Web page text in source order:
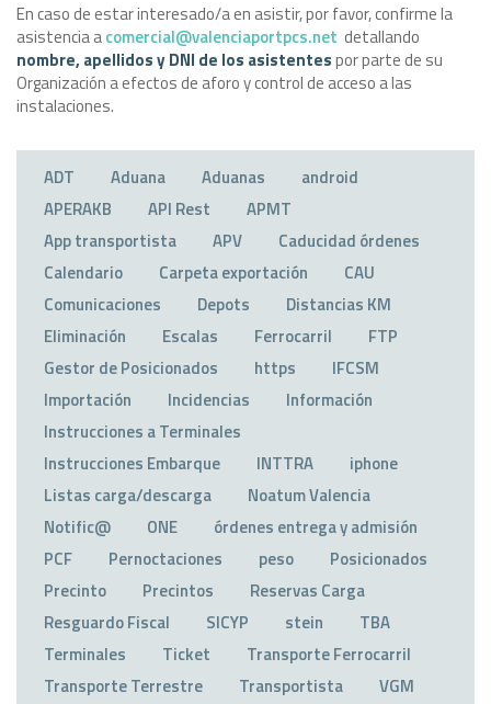
En caso de estar interesado/a en asistir, por favor, confirme la
asistencia acomercial@valenciaportpcs.net detallando
nombre, apellidos y DNI de los asistentespor parte de su
Organización a efectos de aforo y control de acceso a las
instalaciones.
ADT Aduana Aduanas
android
APERAKB
API Rest
APMT
App transportista
APV
Caducidad órdenes
Calendario
Carpeta exportación
CAU
Comunicaciones
Depots
Distancias KM
Eliminación
Escalas Ferrocarril
FTP
Gestor de Posicionados
https
IFCSM
Importación
Incidencias
Información
Instrucciones a Terminales
Instrucciones Embarque
INTTRA
iphone
Listas carga/descarga
Noatum Valencia
Notific@
ONE
órdenes entrega y admisión
PCF
Pernoctaciones peso
Posicionados
Precinto
Precintos
Reservas Carga
Resguardo Fiscal
SICYP stein
TBA
Terminales
Ticket
Transporte Ferrocarril
Transporte Terrestre
Transportista
VGM